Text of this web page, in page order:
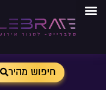
חיפוש מהיר